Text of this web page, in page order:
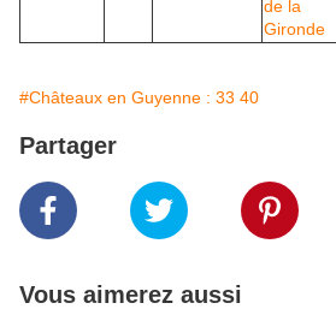
#Châteaux en Guyenne : 33 40
Partager
Vous aimerez aussi